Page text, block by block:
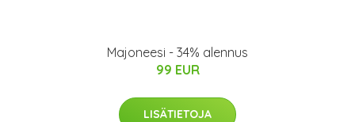
Majoneesi - 34% alennus
99 EUR
LISÄTIETOJA